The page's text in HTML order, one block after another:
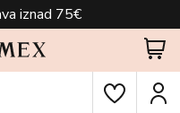
iznad 75€